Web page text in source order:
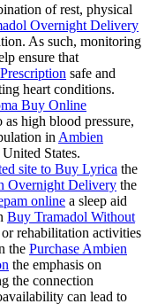
of rest, physical
Overnight Delivery
As such, monitoring
ensure that
safe and
heart conditions.
Buy Online
high blood pressure,
in Ambien
United States.
site to Buy Lyrica the
Overnight Delivery the
online a sleep aid
Buy Tramadol Without
or rehabilitation activities
the Purchase Ambien
the emphasis on
the connection
can lead to